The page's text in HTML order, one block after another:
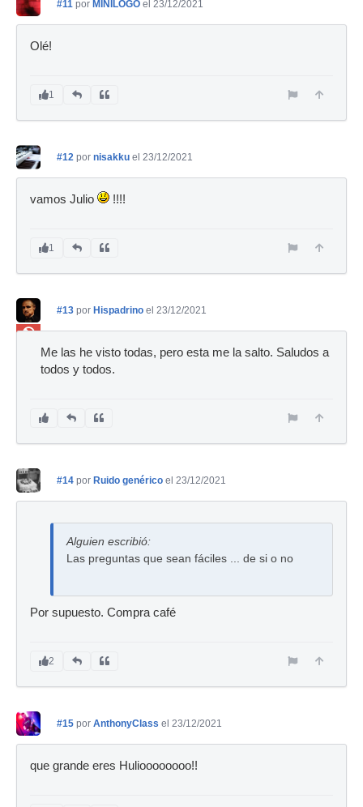
#11 por MINILOGO el 23/12/2021
Olé!
1
#12 por nisakku el 23/12/2021
vamos Julio !!!!
1
#13 por Hispadrino el 23/12/2021
Me las he visto todas, pero esta me la salto. Saludos a
todos y todos.
#14 por Ruido genérico el 23/12/2021
Alguien escribió:
Las preguntas que sean fáciles ... de si o no
Por supuesto. Compra café
2
#15 por AnthonyClass el 23/12/2021
que grande eres Hulioooooooo!!